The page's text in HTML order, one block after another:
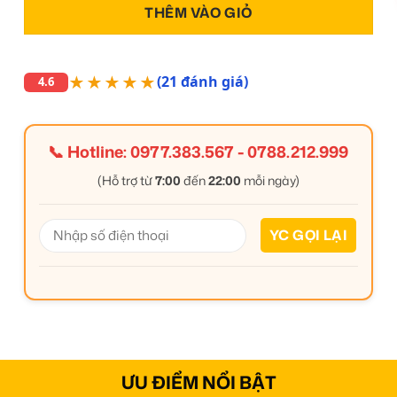
THÊM VÀO GIỎ
4.6 ★★★★★(21 đánh giá)
📞 Hotline:0977.383.567-0788.212.999
(Hỗ trợ từ7:00 đến22:00 mỗi ngày)
ƯU ĐIỂM NỔI BẬT